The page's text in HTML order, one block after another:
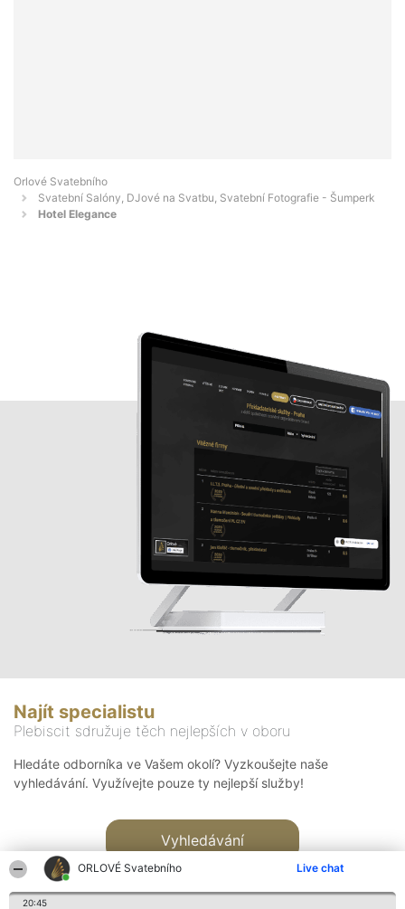
ORLOVÉ Svatebního Live chat
20:45
Orlové Svatebního
Svatební Salóny, DJové na Svatbu, Svatební Fotografie - Šumperk
Hotel Elegance
Najít specialistu
Plebiscit sdružuje těch nejlepších v oboru
Hledáte odborníka ve Vašem okolí? Vyzkoušejte naše
vyhledávání. Využívejte pouze ty nejlepší služby!
Vyhledávání